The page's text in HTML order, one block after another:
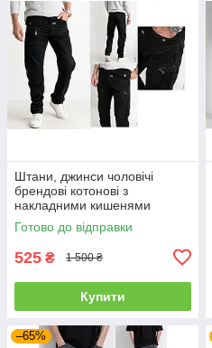
Штани, джинси чоловічі
брендові котонові з
накладними кишенями
"карго" MIGACH, Туреччина
Готово до відправки
525 ₴ 1 500 ₴
Купити
–65%